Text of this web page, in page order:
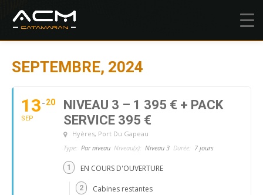
SEPTEMBRE, 2024
13
SEP
20
NIVEAU 3 – 1 395 € + PACK
SERVICE 395 €
Hyères, Port Du Gapeau
Type: Par niveau Niveau(x): Niveau 3 Durée: 7 jours
1 EN COURS D'OUVERTURE
2 Cabines restantes